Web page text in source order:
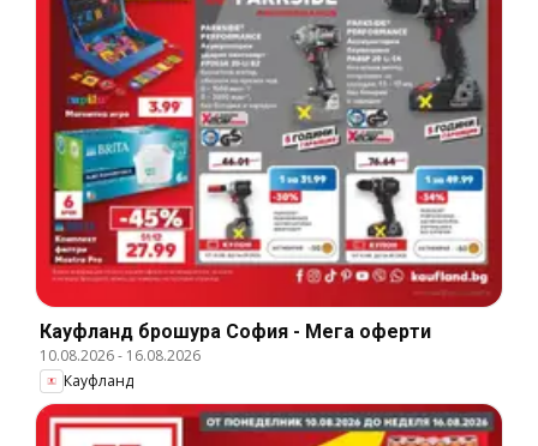
Кауфланд брошура София - Мега оферти
10.08.2026- 16.08.2026
Кауфланд